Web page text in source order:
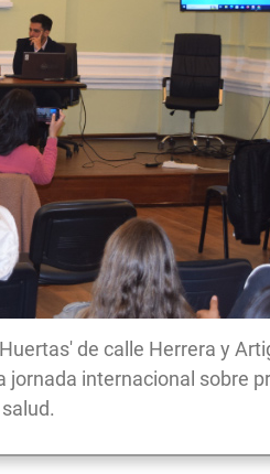
de calle Herrera y
jornada internacional sobre